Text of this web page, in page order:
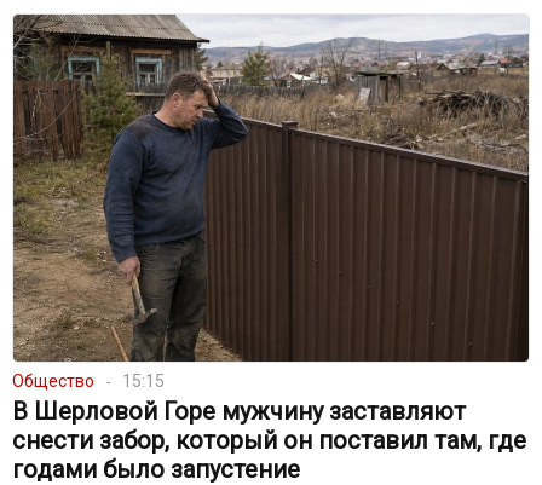
Общество 15:15
В Шерловой Горе мужчину заставляют
снести забор, который он поставил там, где
годами было запустение